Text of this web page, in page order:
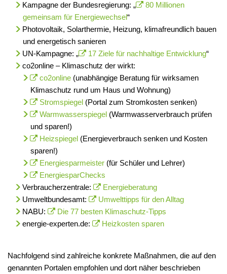
Kampagne der Bundesregierung: „
80 Millionen
gemeinsam für Energiewechsel“
Photovoltaik, Solarthermie, Heizung, klimafreundlich bauen
und energetisch sanieren
UN-Kampagne: „
17 Ziele für nachhaltige Entwicklung“
co2online – Klimaschutz der wirkt:
co2online(unabhängige Beratung für wirksamen
Klimaschutz rund um Haus und Wohnung)
Stromspiegel (Portal zum Stromkosten senken)
Warmwasserspiegel (Warmwasserverbrauch prüfen
und sparen!)
Heizspiegel (Energieverbrauch senken und Kosten
sparen!)
Energiesparmeister(für Schüler und Lehrer)
EnergiesparChecks
Verbraucherzentrale:
Energieberatung
Umweltbundesamt:
Umwelttipps für den Alltag
NABU:
Die 77 besten Klimaschutz-Tipps
energie-experten.de:
Heizkosten sparen
Nachfolgend sind zahlreiche konkrete Maßnahmen, die auf den
genannten Portalen empfohlen und dort näher beschrieben